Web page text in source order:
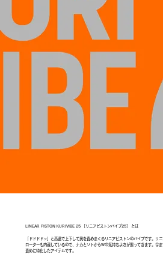
LINEAR PISTON KURIVIBE 25 ［リニアピストンバイブ25］ とは
「ドドドドッ」と高速で上下して奥を責めまくるリニアピストンのバイブです。リ
ローターも内蔵しているので、ナカとソトからWの気持ちよさが襲ってきます。今
責めに特化したアイテムです。